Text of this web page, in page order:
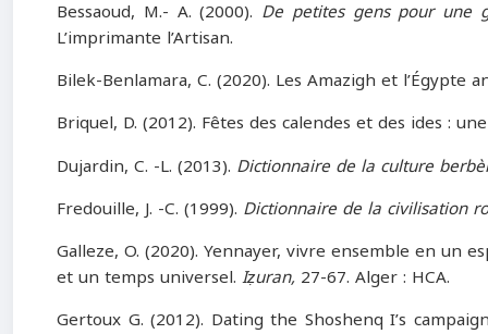
Bessaoud, M.- A. (2000). De petites gens pour une
L’imprimante l’Artisan.
Bilek-Benlamara, C. (2020). Les Amazigh et l’Égypte
Briquel, D. (2012). Fêtes des calendes et des ides :
Dujardin, C. -L. (2013). Dictionnaire de la culture
Fredouille, J. -C. (1999). Dictionnaire de la civilisation
Galleze, O. (2020). Yennayer, vivre ensemble en un
et un temps universel. Iẓuran, 27-67. Alger : HCA.
Gertoux G. (2012). Dating the Shoshenq I’s